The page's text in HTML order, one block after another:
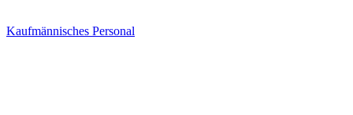
Kaufmännisches Personal